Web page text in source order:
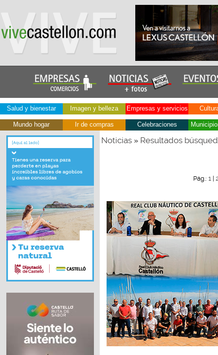
Salud y bienestar Imagen y belleza Empresas y servicios
Mundo hogar Ir de compras Celebraciones
Noticias» Resultados
Pág.: 1